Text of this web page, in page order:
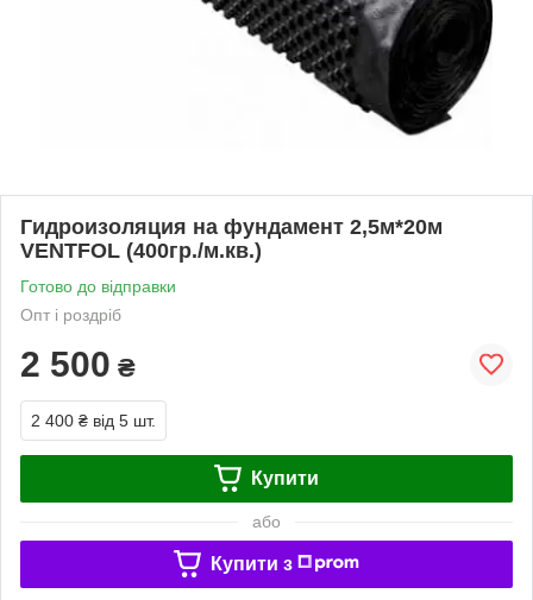
Гидроизоляция на фундамент 2,5м*20м
VENTFOL (400гр./м.кв.)
Готово до відправки
Опт і роздріб
2 500 ₴
2 400 ₴ від 5 шт.
Купити
або
Купити з